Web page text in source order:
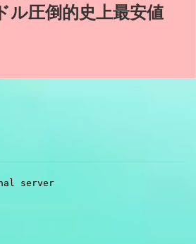
ル圧倒的史上最安値